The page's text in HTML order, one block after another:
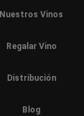
Nuestros Vinos
Regalar Vino
Distribución
Blog